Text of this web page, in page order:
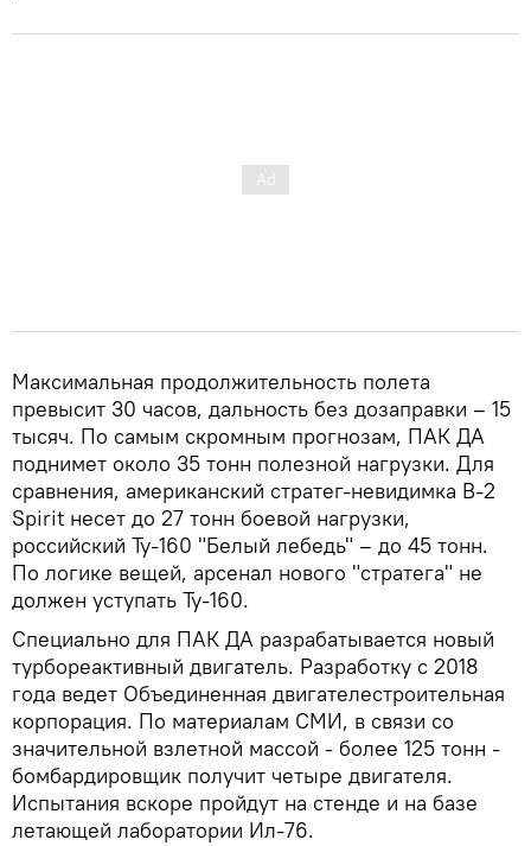
Максимальная продолжительность полета
превысит 30 часов, дальность без дозаправки – 15
тысяч. По самым скромным прогнозам, ПАК ДА
поднимет около 35 тонн полезной нагрузки. Для
сравнения, американский стратег-невидимка B-2
Spirit несет до 27 тонн боевой нагрузки,
российский Ту-160 "Белый лебедь" – до 45 тонн.
По логике вещей, арсенал нового "стратега" не
должен уступать Ту-160.
Специально для ПАК ДА разрабатывается новый
турбореактивный двигатель. Разработку с 2018
года ведет Объединенная двигателестроительная
корпорация. По материалам СМИ, в связи со
значительной взлетной массой - более 125 тонн -
бомбардировщик получит четыре двигателя.
Испытания вскоре пройдут на стенде и на базе
летающей лаборатории Ил-76.